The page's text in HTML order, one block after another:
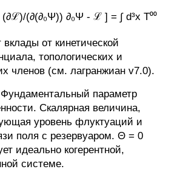
(∂(∂₀Ψ)) ∂₀Ψ - ℒ ] = ∫ d³x T⁰⁰
от кинетической
топологических и
членов (см. лагранжиан v7.0).
параметр
Скалярная величина,
уровень флуктуаций и
поля с резервуаром. Θ = 0
идеально когерентной,
системе.